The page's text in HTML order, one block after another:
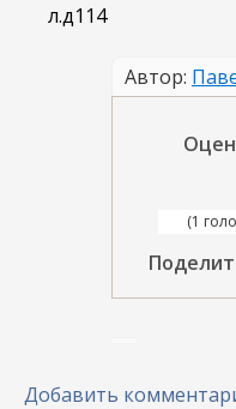
л.д114
Автор:
(1
Добавить